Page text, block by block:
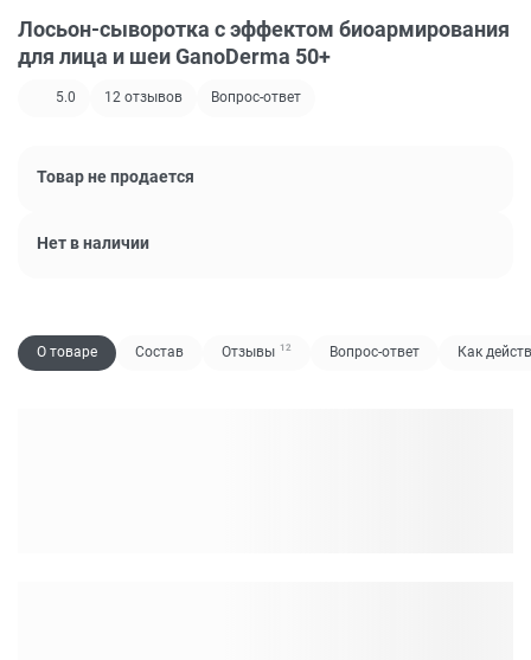
Лосьон-сыворотка с эффектом биоармирования
для лица и шеи GanoDerma 50+
5.0 12 отзывов Вопрос-ответ
Товар не продается
Нет в наличии
О товаре Состав Отзывы 12 Вопрос-ответ Как